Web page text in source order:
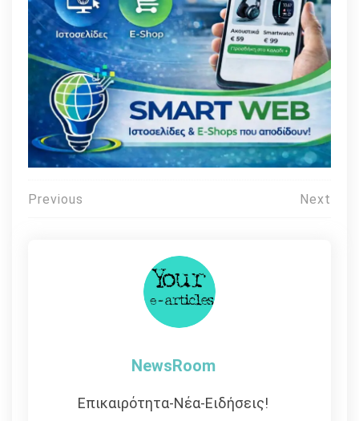
Πλοήγηση
Previous Next
NewsRoom
Επικαιρότητα-Νέα-Ειδήσεις!